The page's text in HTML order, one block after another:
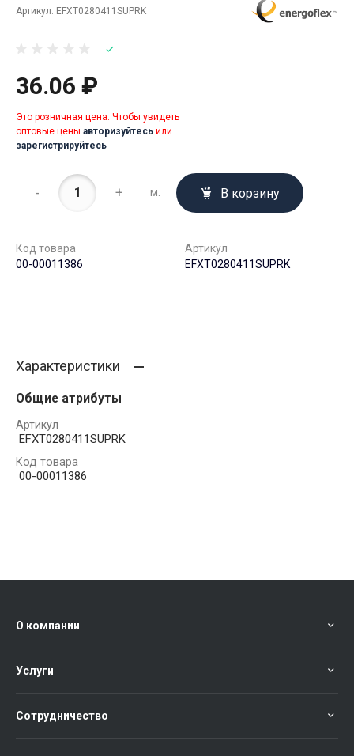
Артикул: EFXT0280411SUPRK
36.06 ₽
Это розничная цена. Чтобы увидеть
оптовые цены авторизуйтесь или
зарегистрируйтесь
- + м. В корзину
Код товара
00-00011386
Артикул
EFXT0280411SUPRK
Характеристики
Общие атрибуты
Артикул
EFXT0280411SUPRK
Код товара
00-00011386
О компании
Услуги
Сотрудничество